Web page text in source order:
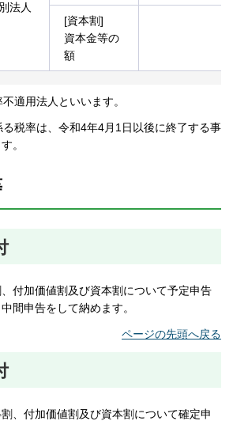
法人
[資本割]
資本金等の
額
適用法人といいます。
税率は、令和4年4月1日以後に終了する事
。
付加価値割及び資本割について予定申告
間申告をして納めます。
ページの先頭へ戻る
、付加価値割及び資本割について確定申